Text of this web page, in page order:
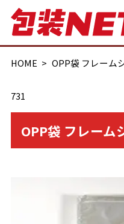
HOME OPP袋 フレーム
731
OPP袋 フレーム